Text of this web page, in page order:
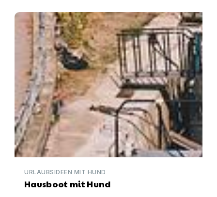
Hausboot mit Hund
URLAUBSIDEEN MIT HUND
Hausboot mit Hund